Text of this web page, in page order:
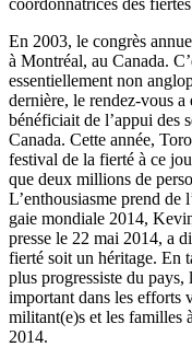
En 2003, le congrès
à Montréal, au Canada.
essentiellement non
dernière, le rendez-vous
bénéficiait de l’appui des
Canada. Cette année,
festival de la fierté à ce
que deux millions de
L’enthousiasme prend de
gaie mondiale 2014,
presse le 22 mai 2014, a
fierté soit un héritage. En
plus progressiste du pays,
important dans les efforts
militant(e)s et les familles
2014.